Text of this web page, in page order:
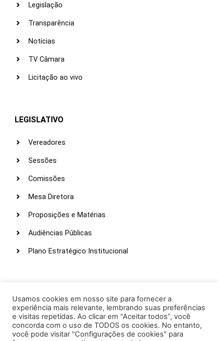
Legislação
Transparência
Notícias
TV Câmara
Licitação ao vivo
LEGISLATIVO
Vereadores
Sessões
Comissões
Mesa Diretora
Proposições e Matérias
Audiências Públicas
Plano Estratégico Institucional
Webmail
Intranet
Administração
Usamos cookies em nosso site para fornecer a
experiência mais relevante, lembrando suas preferências
e visitas repetidas. Ao clicar em “Aceitar todos”, você
concorda com o uso de TODOS os cookies. No entanto,
você pode visitar "Configurações de cookies" para